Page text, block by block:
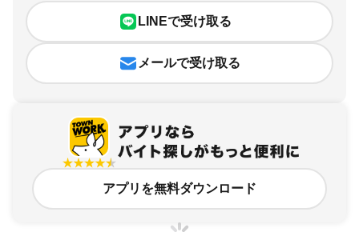
LINEで受け取る
メールで受け取る
アプリを無料ダウンロード